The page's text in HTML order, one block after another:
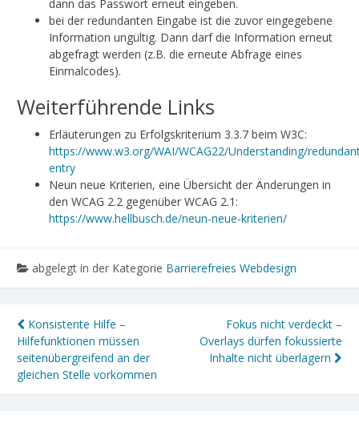
dann das Passwort erneut eingeben.
bei der redundanten Eingabe ist die zuvor eingegebene
Information ungültig. Dann darf die Information erneut
abgefragt werden (z.B. die erneute Abfrage eines
Einmalcodes).
Weiterführende Links
Erläuterungen zu Erfolgskriterium 3.3.7 beim W3C:
https://www.w3.org/WAI/WCAG22/Understanding/
entry
Neun neue Kriterien, eine Übersicht der Änderungen in
den WCAG 2.2 gegenüber WCAG 2.1:
https://www.hellbusch.de/neun-neue-kriterien/
abgelegt in der Kategorie Barrierefreies Webdesign
Konsistente Hilfe –
Hilfefunktionen müssen
seitenübergreifend an der
gleichen Stelle vorkommen
Fokus nicht verdeckt –
Overlays dürfen fokussierte
Inhalte nicht überlagern